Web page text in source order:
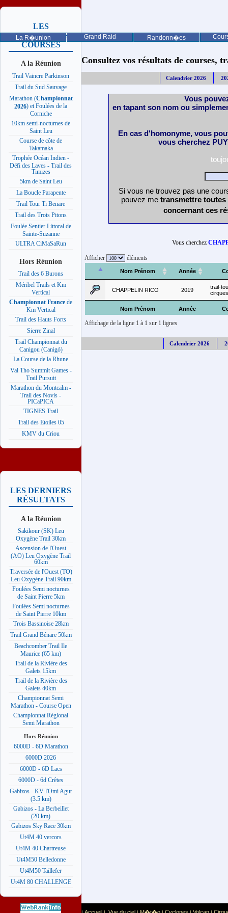
La R�union Grand Raid Randonn�es
LES
PROCHAINES
COURSES
A la Réunion
Trail Vaincre Parkinson
Trail du Sud Sauvage
Marathon (Championnat
2026) et Foulées de la
Corniche
10km semi-nocturnes de
Saint Leu
Course de côte de
Takamaka
Trophée Océan Indien -
Défi des Laves - Trail des
Timizes
5km de Saint Leu
La Boucle Parapente
Trail Tour Ti Benare
Trail des Trois Pitons
Foulée Sentier Littoral de
Sainte-Suzanne
ULTRA CiMaSaRun
Hors Réunion
Trail des 6 Burons
Méribel Trails et Km
Vertical
Championnat France de
Km Vertical
Trail des Hauts Forts
Sierre Zinal
Trail Championnat du
Canigou (Canigó)
La Course de la Rhune
Val Tho Summit Games -
Trail Pursuit
Marathon du Montcalm -
Trail des Novis -
PICaPICA
TIGNES Trail
Trail des Etoiles 05
KMV du Criou
LES DERNIERS
RÉSULTATS
A la Réunion
Sakikour (SK) Leu
Oxygène Trail 30km
Ascension de l'Ouest
(AO) Leu Oxygène Trail
60km
Traversée de l'Ouest (TO)
Leu Oxygène Trail 90km
Foulées Semi nocturnes
de Saint Pierre 5km
Foulées Semi nocturnes
de Saint Pierre 10km
Trois Bassinoise 28km
Trail Grand Bénare 50km
Beachcomber Trail Ile
Maurice (65 km)
Trail de la Rivière des
Galets 15km
Trail de la Rivière des
Galets 40km
Championnat Semi
Marathon - Course Open
Championnat Régional
Semi Marathon
Hors Réunion
6000D - 6D Marathon
6000D 2026
6000D - 6D Lacs
6000D - 6d Crêtes
Gabizos - KV l'Omi Agut
(3.5 km)
Gabizos - La Berbeillet
(20 km)
Gabizos Sky Race 30km
Ut4M 40 vercors
Ut4M 40 Chartreuse
Ut4M50 Belledonne
Ut4M50 Taillefer
Ut4M 80 CHALLENGE
Consultez vos résultats de courses,
Calendrier 2026
Vous
en tapant son nom ou
En cas d'homonyme, vous
vous cherchez
Si vous ne trouvez pas une
pouvez me transmettre
concernant ces
Vous cherchez
Afficher éléments
Nom Prénom Année
Nom Prénom Année
CHAPPELIN RICO 2019
trail-
cirques
Affichage de la ligne 1 à 1 sur 1 lignes
Calendrier 2026